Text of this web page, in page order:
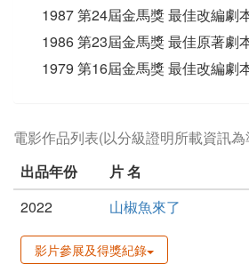
1987 第24屆金馬獎 最佳改編劇
1986 第23屆金馬獎 最佳原著劇
1979 第16屆金馬獎 最佳改編劇
電影作品列表(以分級證明所載資訊為
出品年份
片 名
2022
山椒魚來了
影片參展及得獎紀錄